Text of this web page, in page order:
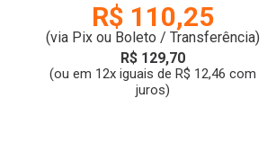
R$ 110,25
(via Pix ou Boleto / Transferência)
R$ 129,70
(ou em 12x iguais de R$ 12,46 com
juros)